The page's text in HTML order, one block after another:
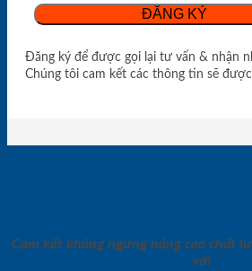
Đăng ký để được gọi lại tư vấn & nhận
Chúng tôi cam kết các thông tin sẽ
Cam kết không ngừng nâng cao chất
với